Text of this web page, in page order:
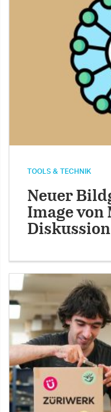
TOOLS & TECHNIK
Neuer
Image von
Diskussion